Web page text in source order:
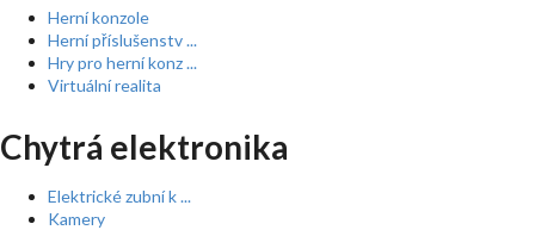
Herní konzole
Herní příslušenstv ...
Hry pro herní konz ...
Virtuální realita
Chytrá elektronika
Elektrické zubní k ...
Kamery